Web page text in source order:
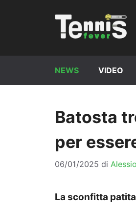
NEWS VIDEO
Batosta
per
06/01/2025 di
La sconfitta